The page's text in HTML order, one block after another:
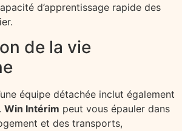
d’apprentissage rapide des
de la vie
équipe détachée inclut également
Win Intérim peut vous épauler dans
et des transports,